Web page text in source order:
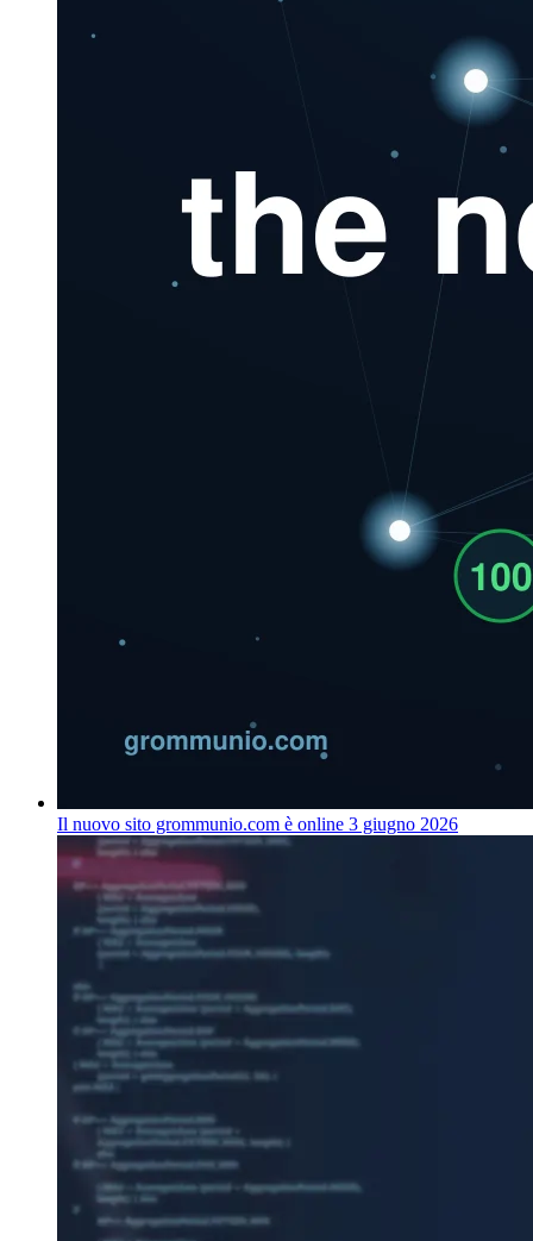
Il nuovo sito grommunio.com è online 3 giugno 2026